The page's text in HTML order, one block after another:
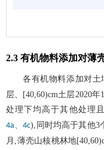
2.3 有机物料添加对薄
各有机物料添加对土
层、[40,60)cm土层2020
处理下均高于其他处理
4a、4c),同时均高于其他3
月,薄壳山核桃林地